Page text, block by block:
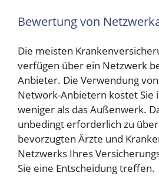
Bewertung von
Die meisten
verfügen über ein Netzwerk
Anbieter. Die Verwendung
Network-Anbietern kostet Sie
weniger als das Außenwerk.
unbedingt erforderlich zu
bevorzugten Ärzte und
Netzwerks Ihres
Sie eine Entscheidung treffen.